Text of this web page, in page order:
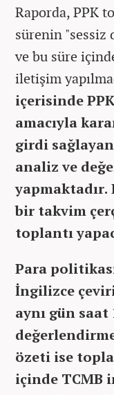
Raporda, PPK
sürenin "sessiz
ve bu süre
iletişim
içerisinde
amacıyla
girdi
analiz ve
yapmaktadır.
bir takvim
toplantı
Para
İngilizce
aynı gün saat
özeti ise
içinde TCMB